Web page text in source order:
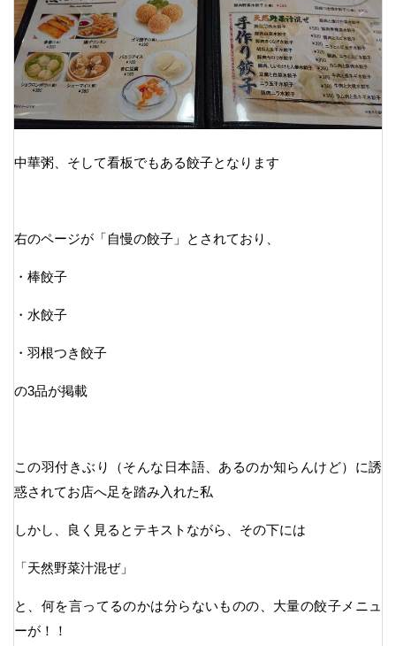
中華粥、そして看板でもある餃子となります
右のページが「自慢の餃子」とされており、
・棒餃子
・水餃子
・羽根つき餃子
の3品が掲載
この羽付きぶり（そんな日本語、あるのか知らんけど）に誘
惑されてお店へ足を踏み入れた私
しかし、良く見るとテキストながら、その下には
「天然野菜汁混ぜ」
と、何を言ってるのかは分らないものの、大量の餃子メニュ
ーが！！